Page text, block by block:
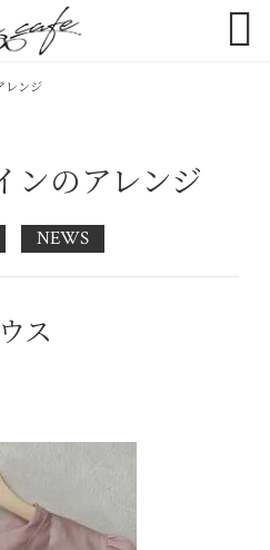

レンジ
ンのアレンジ
NEWS
ス